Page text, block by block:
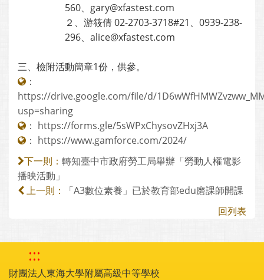
560、gary@xfastest.com
２、游筱倩 02-2703-3718#21、0939-238-
296、alice@xfastest.com
三、檢附活動簡章1份，供參。
：
https://drive.google.com/file/d/
usp=sharing
： https://forms.gle/5sWPxChysovZHxj3A
： https://www.gamforce.com/2024/
下一則： 轉知臺中市政府勞工局舉辦「勞動人權電影
播映活動」
上一則：
「A3數位素養」已於教育部edu磨課師開課
回列表
:::
財團法人東海大學附屬高級中等學校